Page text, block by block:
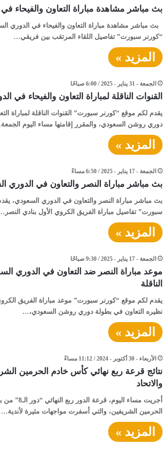
بث مباشر مشاهدة مباراة التعاون والفيحاء
بث مباشر مشاهدة مباراة التعاون والفيحاء في الدوري
“كورنر سبورت” تفاصيل اللقاء المرتقب بين فريقي…
المزيد »
الجمعة - 31 يناير - 2025 / 6:00 صباحًا
القنوات الناقلة لمباراة التعاون والفيحاء في
يقدم لكم موقع “كورنر سبورت” القنوات الناقلة لمباراة
دوري روشن السعودي، والمقرر إقامتها مساء اليوم
المزيد »
الجمعة - 17 يناير - 2025 / 6:50 مساءً
بث مباشر مباراة النصر والتعاون في الدوري
بث مباشر مباراة النصر والتعاون في الدوري السعودي،
سبورت” تفاصيل مباراة الفريق الكروي الأول بنادي
المزيد »
الجمعة - 17 يناير - 2025 / 9:30 صباحًا
موعد مباراة النصر ضد التعاون في الدوري
الناقلة
يقدم لكم موقع “كورنر سبورت” موعد مباراة الفريق
نظيره التعاون في بطولة دوري روشن السعودي،…
المزيد »
الأربعاء - 30 أكتوبر - 2024 / 11:12 مساءً
نتائج قرعة ربع نهائي كأس خادم الحرمين
والاتحاد
أجريت مساء اليوم،
الحرمين الشريفين، والتي أسفرت مواجهات مثيرة لأندية…
المزيد »